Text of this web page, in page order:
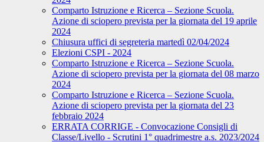
Comparto Istruzione e Ricerca – Sezione Scuola.
Azione di sciopero prevista per la giornata del 19 aprile
2024
Chiusura uffici di segreteria martedì 02/04/2024
Elezioni CSPI - 2024
Comparto Istruzione e Ricerca – Sezione Scuola.
Azione di sciopero prevista per la giornata del 08 marzo
2024
Comparto Istruzione e Ricerca – Sezione Scuola.
Azione di sciopero prevista per la giornata del 23
febbraio 2024
ERRATA CORRIGE - Convocazione Consigli di
Classe/Livello - Scrutini 1° quadrimestre a.s. 2023/2024